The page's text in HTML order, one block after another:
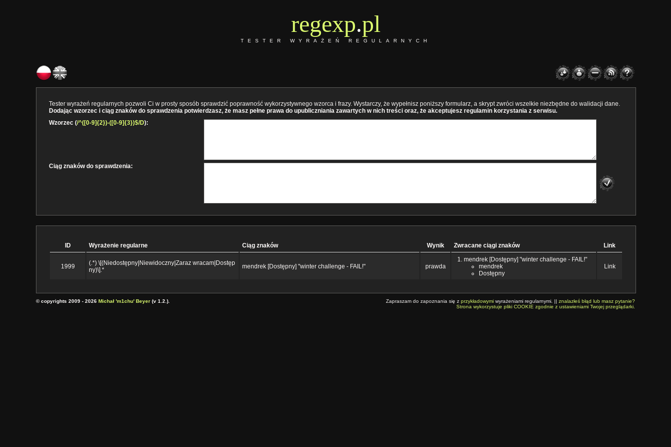
regexp.pl
TESTER WYRAŻEŃ REGULARNYCH
Tester wyrażeń regularnych pozwoli Ci w prosty sposób sprawdzić poprawność wykorzystywnego wzorca i frazy. Wystarczy, że wypełnisz poniższy formularz, a skrypt zwróci wszelkie niezbędne do walidacji dane.
Dodając wzorzec i ciąg znaków do sprawdzenia potwierdzasz, że masz pełne prawa do upubliczniania zawartych w nich treści oraz, że akceptujesz regulamin korzystania z serwisu.
Wzorzec (/^([0-9]{2})-([0-9]{3})$/D):
Ciąg znaków do sprawdzenia:
ID Wyrażenie regularne Ciąg znaków Wynik Zwracane ciągi znaków Link
1999
(.*) \[(Niedostępny|Niewidoczny|Zaraz wracam|Dostęp
ny)\].*
mendrek [Dostępny] "winter challenge - FAIL!" prawda
mendrek [Dostępny] "winter challenge - FAIL!"
mendrek
Dostępny
Link
© copyrights 2009 - 2026 Michał 'm1chu' Beyer (v 1.2.). Zapraszam do zapoznania się z przykładowymi wyrażeniami regularnymi. || znalazłeś błąd lub masz pytanie?
Strona wykorzystuje pliki COOKIE zgodnie z ustawieniami Twojej przeglądarki.